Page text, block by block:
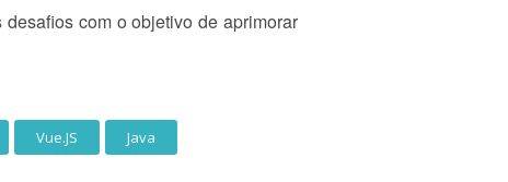
com o objetivo de aprimorar
Vue.JS Java